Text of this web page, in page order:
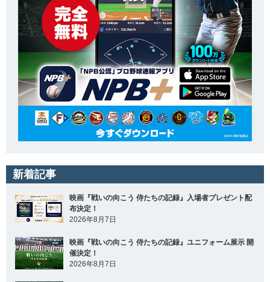
新着記事
映画『戦いの向こう 侍たちの記録』入場者プレゼント配
布決定！
2026年8月7日
映画『戦いの向こう 侍たちの記録』ユニフォーム展示 開
催決定！
2026年8月7日